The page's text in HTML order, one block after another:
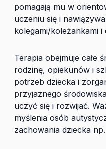
pomagają mu w
uczeniu się i
kolegami/koleżankami i
Terapia obejmuje całe
rodzinę, opiekunów i
potrzeb dziecka i
przyjaznego
uczyć się i rozwijać.
myślenia osób
zachowania dziecka np.